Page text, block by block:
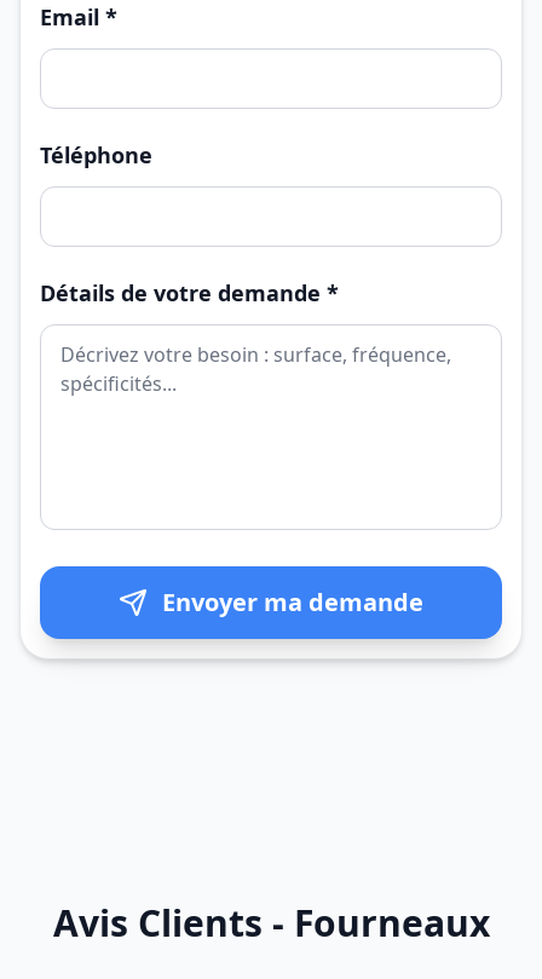
Email *
Téléphone
Détails de votre demande *
Envoyer ma demande
Avis Clients - Fourneaux